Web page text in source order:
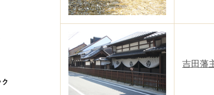
吉田藩